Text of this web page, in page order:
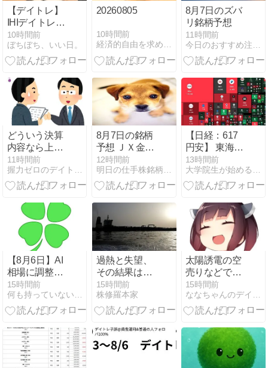
【デイトレ】
IHIデイトレで
＋1万7,120円
｜録画トラブ
ルと損切りで
10時間前
ぼちぼち、いい日。
20260805
10時間前
経済的自由を求めて〜未経験27歳からのデイトレード〜
8月7日のズバ
リ銘柄予想
11時間前
今日のおすすめ注目株価情報（株予想）
どういう決算
内容なら上が
るのか
（2026/8/6の
デイトレード
11時間前
握力ゼロのデイトレード記録
8月7日の銘柄
予想 ＪＸ金〇
に注目！
【5016】
12時間前
明日の仕手株銘柄予想！
【日経：617
円安】 東海カ
ーボンオムロ
ンフィーチャ
今日のデイト
13時間前
大学院生が始める株式投資
【8月6日】AI
相場に調整の
動き？日本株
4テーマから
見る市場の資
注目ポイント
15時間前
何も持っていない無職が人生を豊かにするまで
過熱と失望、
その結果はハ
イボラ相場：
8月6日（木）
後場
15時間前
株修羅本家
太陽誘電の空
売りなどで勝
ち +130000
15時間前
ななちゃんのデイトレード相場道